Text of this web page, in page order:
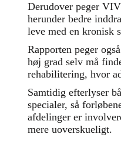
Derudover peger
herunder bedre
leve med en kronisk
Rapporten peger
høj grad selv må
rehabilitering, hvor
Samtidig efterlyser
specialer, så
afdelinger er
mere uoverskueligt.